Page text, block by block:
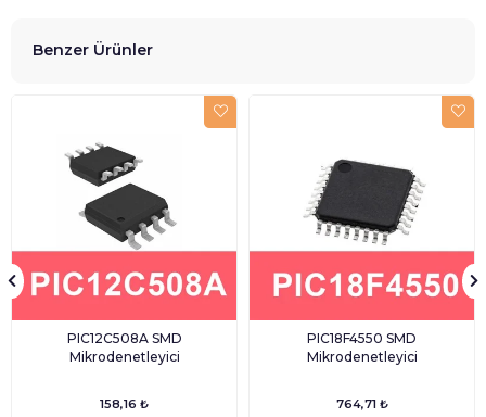
Benzer Ürünler
PIC12C508A SMD
Mikrodenetleyici
158,16 ₺
PIC18F4550 SMD
Mikrodenetleyici
764,71 ₺